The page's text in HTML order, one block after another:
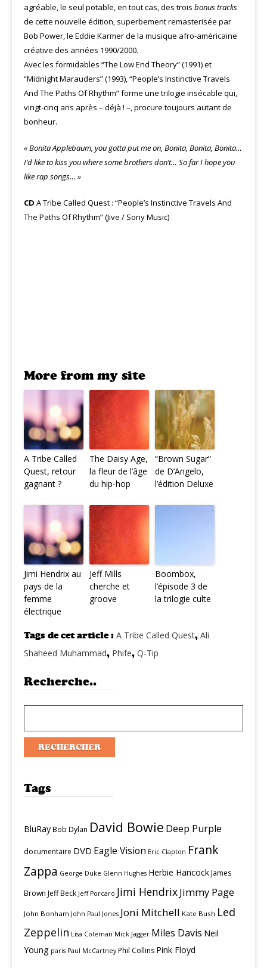
agréable, le seul potable, en tout cas, des trois bonus tracks
de cette nouvelle édition, superbement remasterisée par
Bob Power, le Eddie Karmer de la musique afro-américaine
créative des années 1990/2000.
Avec les formidables “The Low End Theory” (1991) et
“Midnight Marauders” (1993), “People’s Instinctive Travels
And The Paths Of Rhythm” forme une trilogie insécable qui,
vingt-cinq ans après – déjà ! –, procure toujours autant de
bonheur.
« Bonita Applebaum, you gotta put me on, Bonita, Bonita, Bonita…
I’d like to kiss you where some brothers don’t… So far I hope you
like rap songs… »
CD A Tribe Called Quest : “People’s Instinctive Travels And
The Paths Of Rhythm” (Jive / Sony Music)
More from my site
A Tribe Called
Quest, retour
gagnant ?
The Daisy Age,
la fleur de l’âge
du hip-hop
“Brown Sugar”
de D’Angelo,
l’édition Deluxe
Jimi Hendrix au
pays de la
femme
électrique
Jeff Mills
cherche et
groove
Boombox,
l’épisode 3 de
la trilogie culte
Tags de cet article : A Tribe Called Quest, Ali
Shaheed Muhammad, Phife, Q-Tip
Recherche..
Tags
BluRayBob Dylan David Bowie Deep Purple
documentaire DVD Eagle Vision Eric Clapton Frank
Zappa George Duke Glenn Hughes Herbie HancockJames
Brown Jeff Beck Jeff Porcaro Jimi HendrixJimmy Page
John Bonham John Paul Jones Joni Mitchell Kate Bush Led
Zeppelin Lisa Coleman Mick Jagger Miles Davis Neil
Young paris Paul McCartney Phil Collins Pink Floyd